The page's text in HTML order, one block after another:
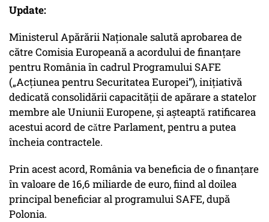
Update:
Ministerul Apărării Naționale salută aprobarea de
către Comisia Europeană a acordului de finanțare
pentru România în cadrul Programului SAFE
(„Acțiunea pentru Securitatea Europei”), inițiativă
dedicată consolidării capacității de apărare a statelor
membre ale Uniunii Europene, și așteaptǎ ratificarea
acestui acord de cǎtre Parlament, pentru a putea
încheia contractele.
Prin acest acord, România va beneficia de o finanțare
în valoare de 16,6 miliarde de euro, fiind al doilea
principal beneficiar al programului SAFE, după
Polonia.